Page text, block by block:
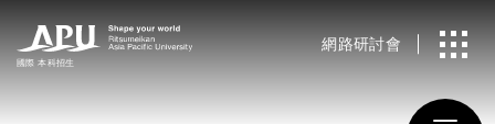
國際 本科招生
網路研討會